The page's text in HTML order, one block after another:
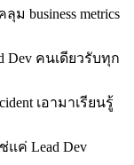
ม business metrics
Dev คนเดียวรับทุก
เอามาเรียนรู้
แค่ Lead Dev